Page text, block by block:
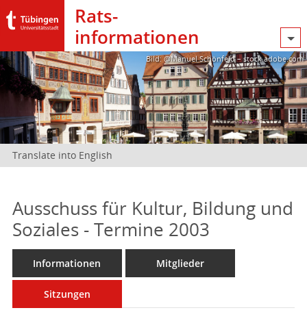
Rats­
informationen
Bild: @Manuel Schönfeld – stock.adobe.com
Translate into English
Ausschuss für Kultur, Bildung und
Soziales - Termine 2003
Informationen Mitglieder
Sitzungen